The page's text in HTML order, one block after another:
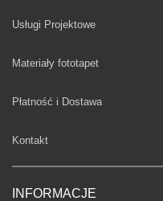
Usługi Projektowe
Materiały fototapet
Płatność i Dostawa
Kontakt
INFORMACJE